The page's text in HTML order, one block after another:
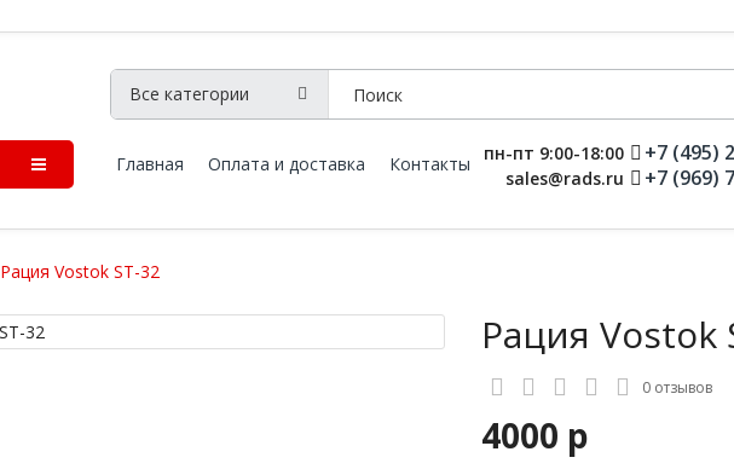
Главная Оплата и доставка Контакты
пн-пт 9:00-18:00
sales@rads.ru
+7 (495)
+7 (969)
Рация Vostok ST-32
Рация Vostok
0 отзывов
4000 р